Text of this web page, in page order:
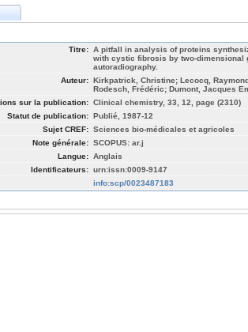
Titre: A pitfall in analysis of proteins
with cystic fibrosis by two-dimensional
autoradiography.
Auteur: Kirkpatrick, Christine; Lecocq,
Rodesch, Frédéric; Dumont, Jacques
sur la publication: Clinical chemistry, 33, 12, page (2310)
Statut de publication: Publié, 1987-12
Sujet CREF: Sciences bio-médicales et agricoles
Note générale: SCOPUS: ar.j
Langue: Anglais
Identificateurs: urn:issn:0009-9147
info:scp/0023487183